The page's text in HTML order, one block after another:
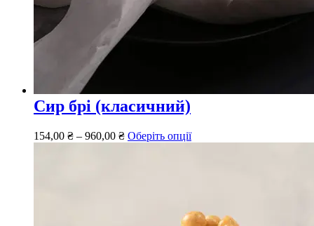
Сир брі (класичний)
154,00 ₴ – 960,00 ₴ Оберіть опції